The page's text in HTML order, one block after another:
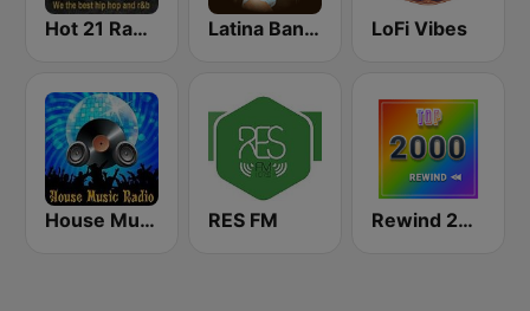
Hot 21 Radio Latina Bandida! LoFi Vibes
House Music Radio RES FM Rewind 2000's